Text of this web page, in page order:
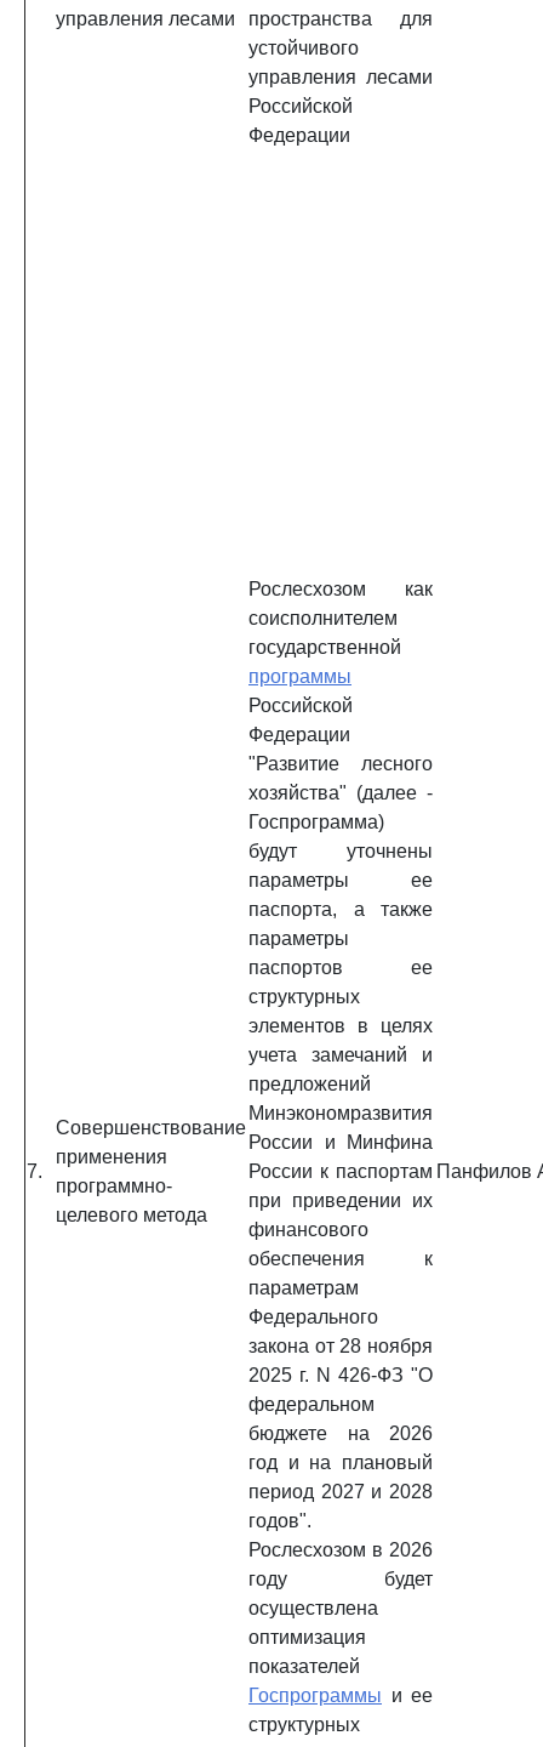
управления лесами
пространства для
устойчивого
управления лесами
Российской
Федерации
7.
Совершенствование
применения
программно-
целевого метода
Рослесхозом как
соисполнителем
государственной
программы
Российской
Федерации
"Развитие лесного
хозяйства" (далее -
Госпрограмма)
будут уточнены
параметры ее
паспорта, а также
параметры
паспортов ее
структурных
элементов в целях
учета замечаний и
предложений
Минэкономразвития
России и Минфина
России к паспортам
при приведении их
финансового
обеспечения к
параметрам
Федерального
закона от 28 ноября
2025 г. N 426-ФЗ "О
федеральном
бюджете на 2026
год и на плановый
период 2027 и 2028
годов".
Рослесхозом в 2026
году будет
осуществлена
оптимизация
показателей
Госпрограммы и ее
структурных
Панфилов